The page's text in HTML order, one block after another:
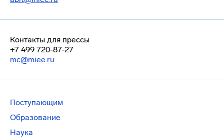
Контакты для прессы
+7 499 720-87-27
mc@miee.ru
Поступающим
Образование
Наука